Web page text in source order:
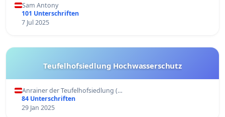
Sam Antony
101 Unterschriften
7 Jul 2025
Teufelhofsiedlung Hochwasserschutz
Anrainer der Teufelhofsiedlung (…
84 Unterschriften
29 Jan 2025